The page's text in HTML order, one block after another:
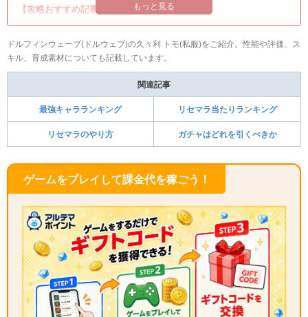
【攻略おすすめ記事】 もっと見る
ドルフィンウェーブ(ドルウェブ)の久々利 トモ(私服)をご紹介。性能や評価、ス
キル、育成素材についても記載しています。
関連記事
最強キャラランキング リセマラ当たりランキング
リセマラのやり方 ガチャはどれを引くべきか
ゲームをプレイして課金代を稼ごう！